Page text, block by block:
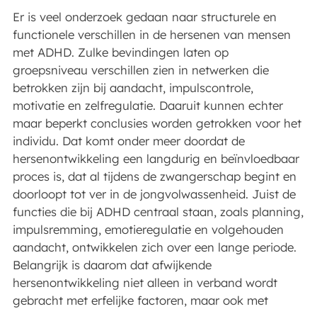
Er is veel onderzoek gedaan naar structurele en
functionele verschillen in de hersenen van mensen
met ADHD. Zulke bevindingen laten op
groepsniveau verschillen zien in netwerken die
betrokken zijn bij aandacht, impulscontrole,
motivatie en zelfregulatie. Daaruit kunnen echter
maar beperkt conclusies worden getrokken voor het
individu. Dat komt onder meer doordat de
hersenontwikkeling een langdurig en beïnvloedbaar
proces is, dat al tijdens de zwangerschap begint en
doorloopt tot ver in de jongvolwassenheid. Juist de
functies die bij ADHD centraal staan, zoals planning,
impulsremming, emotieregulatie en volgehouden
aandacht, ontwikkelen zich over een lange periode.
Belangrijk is daarom dat afwijkende
hersenontwikkeling niet alleen in verband wordt
gebracht met erfelijke factoren, maar ook met